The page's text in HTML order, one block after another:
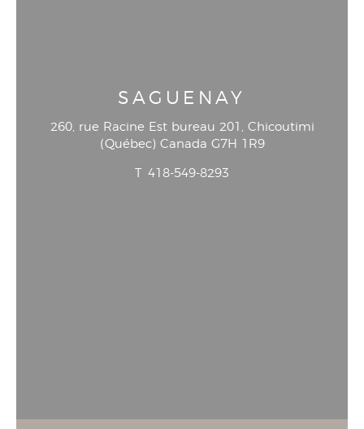
SAGUENAY
260, rue Racine Est bureau 201 , Chicoutimi
(Québec) Canada G7H 1R9
418-549-8293